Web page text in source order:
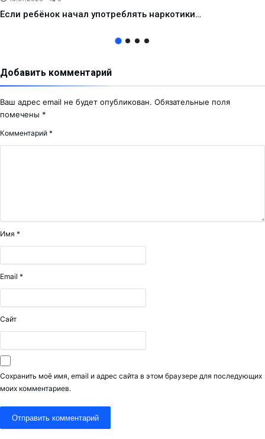
Если ребёнок начал употреблять наркотики…
Добавить комментарий
Ваш адрес email не будет опубликован. Обязательные поля
помечены *
Комментарий *
Имя *
Email *
Сайт
Сохранить моё имя, email и адрес сайта в этом браузере для последующих
моих комментариев.